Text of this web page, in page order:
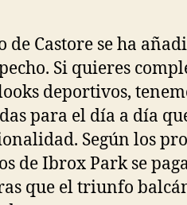
de Castore se ha
Si quieres
deportivos,
para el día a día
Según los
de Ibrox Park se
que el triunfo